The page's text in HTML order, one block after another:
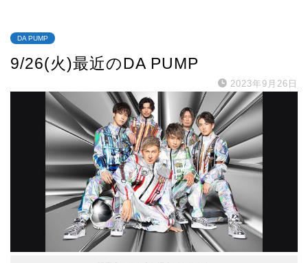
DA PUMP
9/26(火)最近のDA PUMP
2023年9月26日